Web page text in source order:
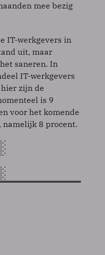
mee bezig
IT-werkgevers in
uit, maar
saneren. In
IT-werkgevers
zijn de
is 9
voor het komende
namelijk 8 procent.